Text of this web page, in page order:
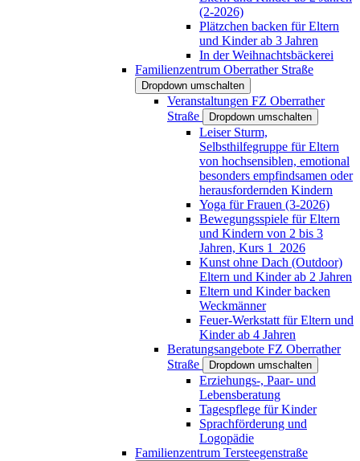
(2-2026)
Plätzchen backen für Eltern
und Kinder ab 3 Jahren
In der Weihnachtsbäckerei
Familienzentrum Oberrather Straße
Dropdown umschalten
Veranstaltungen FZ Oberrather
Straße
Dropdown umschalten
Leiser Sturm,
Selbsthilfegruppe für Eltern
von hochsensiblen, emotional
besonders empfindsamen oder
herausfordernden Kindern
Yoga für Frauen (3-2026)
Bewegungsspiele für Eltern
und Kindern von 2 bis 3
Jahren, Kurs 1_2026
Kunst ohne Dach (Outdoor)
Eltern und Kinder ab 2 Jahren
Eltern und Kinder backen
Weckmänner
Feuer-Werkstatt für Eltern und
Kinder ab 4 Jahren
Beratungsangebote FZ Oberrather
Straße
Dropdown umschalten
Erziehungs-, Paar- und
Lebensberatung
Tagespflege für Kinder
Sprachförderung und
Logopädie
Familienzentrum Tersteegenstraße